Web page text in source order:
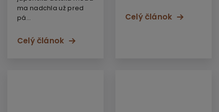
ma nadchla už pred
pá...
Celý článok
Celý článok